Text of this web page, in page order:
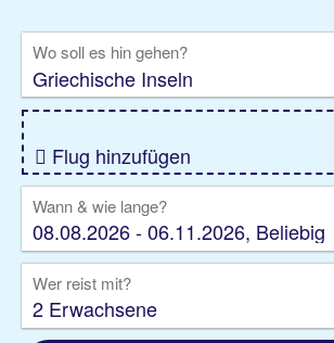
Rundreise
Kreuzfahrt
Gruppenreise
Camper
Wo soll es hin gehen?
Flug hinzufügen
Wann & wie lange?
08.08.2026 - 06.11.2026, Beliebig
Wer reist mit?
2 Erwachsene